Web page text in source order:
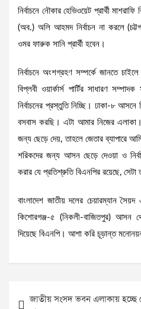
নির্বাচনে নৌকার হেভিওয়েট প্রার্থী
(অব.) অলি আহমদ নির্বাচন না করলে
ওমর ফারুক সানি প্রার্থী হবেন।
নির্বাচনে অংশগ্রহণ সম্পর্কে জানতে
বিপ্লবী ওয়ার্কার্স পার্টির সাধারণ
নির্বাচনের প্রস্তুতি নিচ্ছি। ঢাকা-৮ আসনে
বসবাস করছি। এটা আমার নিজের
জন্য ছেড়ে দেয়, তাহলে জেতার ব্যাপারে
শরিকদের জন্য আসন ছেড়ে দেওয়া ও
করার যে প্রতিশ্রুতি বিএনপির রয়েছে,
বাংলাদেশ জাতীয় দলের চেয়ারম্যান
কিশোরগঞ্জ-৫ (নিকলী-বাজিতপুর) আসন
দিয়েছে বিএনপি। আশা করি চূড়ান্ত
জাতীয় সংসদ ভবন এলাকায় হচ্ছে